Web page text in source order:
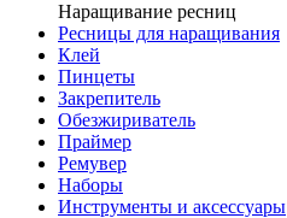
Наращивание ресниц
Ресницы для наращивания
Клей
Пинцеты
Закрепитель
Обезжириватель
Праймер
Ремувер
Наборы
Инструменты и аксессуары